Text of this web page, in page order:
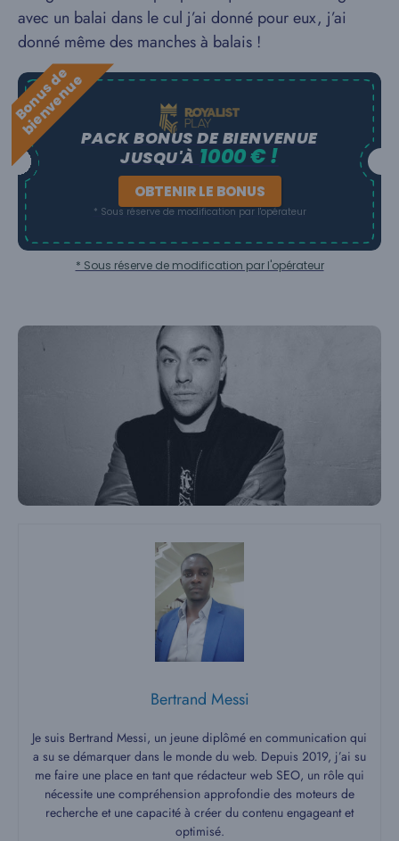
avec un balai dans le cul j’ai donné pour eux, j’ai
donné même des manches à balais !
B
o
n
u
s
d
e
b
i
e
n
v
e
n
u
ePACK BONUS DE BIENVENUE
JUSQU'À 1000 € !
OBTENIR LE BONUS
* Sous réserve de modification par l'opérateur
* Sous réserve de modification par l'opérateur
Bertrand Messi
Je suis Bertrand Messi, un jeune diplômé en communication qui
a su se démarquer dans le monde du web. Depuis 2019, j’ai su
me faire une place en tant que rédacteur web SEO, un rôle qui
nécessite une compréhension approfondie des moteurs de
recherche et une capacité à créer du contenu engageant et
optimisé.